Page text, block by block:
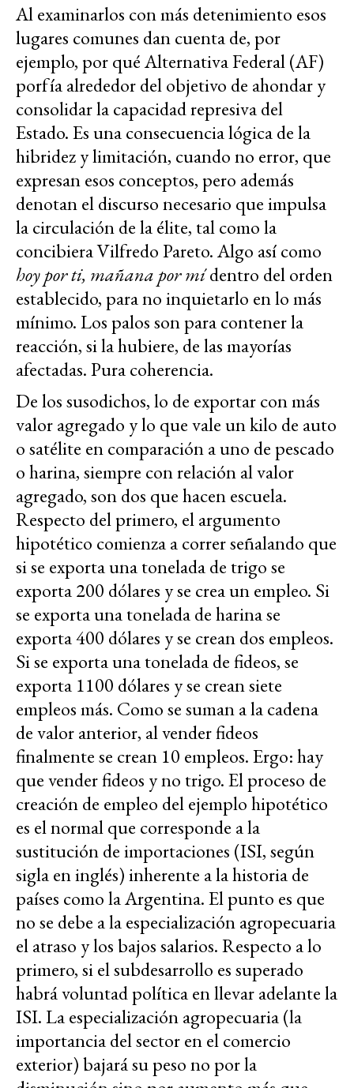
Al examinarlos con más detenimiento esos
lugares comunes dan cuenta de, por
ejemplo, por qué Alternativa Federal (AF)
porfía alrededor del objetivo de ahondar y
consolidar la capacidad represiva del
Estado. Es una consecuencia lógica de la
hibridez y limitación, cuando no error, que
expresan esos conceptos, pero además
denotan el discurso necesario que impulsa
la circulación de la élite, tal como la
concibiera Vilfredo Pareto. Algo así como
hoy por ti, mañana por mídentro del orden
establecido, para no inquietarlo en lo más
mínimo. Los palos son para contener la
reacción, si la hubiere, de las mayorías
afectadas. Pura coherencia.
De los susodichos, lo de exportar con más
valor agregado y lo que vale un kilo de auto
o satélite en comparación a uno de pescado
o harina, siempre con relación al valor
agregado, son dos que hacen escuela.
Respecto del primero, el argumento
hipotético comienza a correr señalando que
si se exporta una tonelada de trigo se
exporta 200 dólares y se crea un empleo. Si
se exporta una tonelada de harina se
exporta 400 dólares y se crean dos empleos.
Si se exporta una tonelada de fideos, se
exporta 1100 dólares y se crean siete
empleos más. Como se suman a la cadena
de valor anterior, al vender fideos
finalmente se crean 10 empleos. Ergo: hay
que vender fideos y no trigo. El proceso de
creación de empleo del ejemplo hipotético
es el normal que corresponde a la
sustitución de importaciones (ISI, según
sigla en inglés) inherente a la historia de
países como la Argentina. El punto es que
no se debe a la especialización agropecuaria
el atraso y los bajos salarios. Respecto a lo
primero, si el subdesarrollo es superado
habrá voluntad política en llevar adelante la
ISI. La especialización agropecuaria (la
importancia del sector en el comercio
exterior) bajará su peso no por la